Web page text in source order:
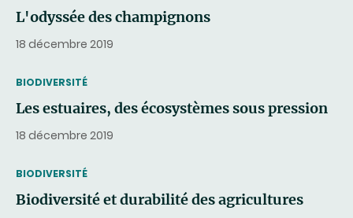
L'odyssée des champignons
18 décembre 2019
THEMATIC
BIODIVERSITÉ
Les estuaires, des écosystèmes sous pression
18 décembre 2019
THEMATIC
BIODIVERSITÉ
Biodiversité et durabilité des agricultures